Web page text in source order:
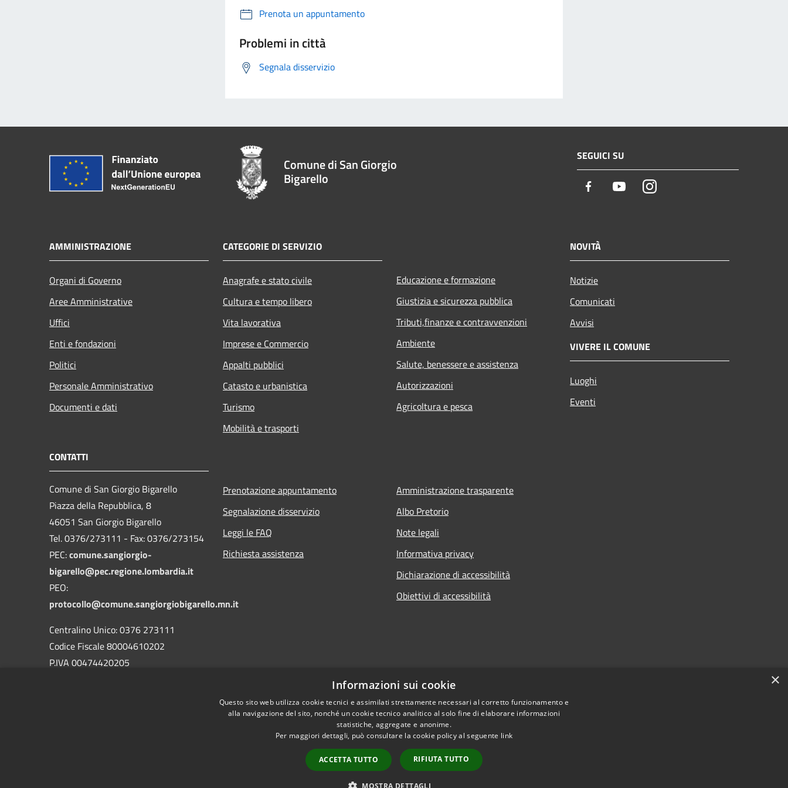
Prenota un appuntamento
Problemi in città
Segnala disservizio
Comune di San Giorgio
Bigarello
SEGUICI SU
Facebook YoutubeInstagram
AMMINISTRAZIONE
Organi di Governo
Aree Amministrative
Uffici
Enti e fondazioni
Politici
Personale Amministrativo
Documenti e dati
CATEGORIE DI SERVIZIO
Anagrafe e stato civile
Cultura e tempo libero
Vita lavorativa
Imprese e Commercio
Appalti pubblici
Catasto e urbanistica
Turismo
Mobilità e trasporti
Educazione e formazione
Giustizia e sicurezza pubblica
Tributi,finanze e contravvenzioni
Ambiente
Salute, benessere e assistenza
Autorizzazioni
Agricoltura e pesca
NOVITÀ
Notizie
Comunicati
Avvisi
VIVERE IL COMUNE
Luoghi
Eventi
CONTATTI
Comune di San Giorgio Bigarello
Piazza della Repubblica, 8
46051 San Giorgio Bigarello
Tel. 0376/273111 - Fax: 0376/273154
PEC:comune.sangiorgio-
bigarello@pec.regione.lombardia.it
PEO:
protocollo@comune.sangiorgiobigarello.mn.it
Centralino Unico: 0376 273111
Codice Fiscale 80004610202
P.IVA 00474420205
Prenotazione appuntamento
Segnalazione disservizio
Leggi le FAQ
Richiesta assistenza
Amministrazione trasparente
Albo Pretorio
Note legali
Informativa privacy
Dichiarazione di accessibilità
Obiettivi di accessibilità
Copyright © 2026 • Comune di San Giorgio Bigarello • Powered by
×
Informazioni sui cookie
Questo sito web utilizza cookie tecnici e assimilati strettamente necessari al corretto funzionamento e
alla navigazione del sito, nonché un cookie tecnico analitico al solo fine di elaborare informazioni
statistiche, aggregate e anonime.
Per maggiori dettagli, può consultare la cookie policy al seguente link
ACCETTA TUTTO RIFIUTA TUTTO
MOSTRA DETTAGLI